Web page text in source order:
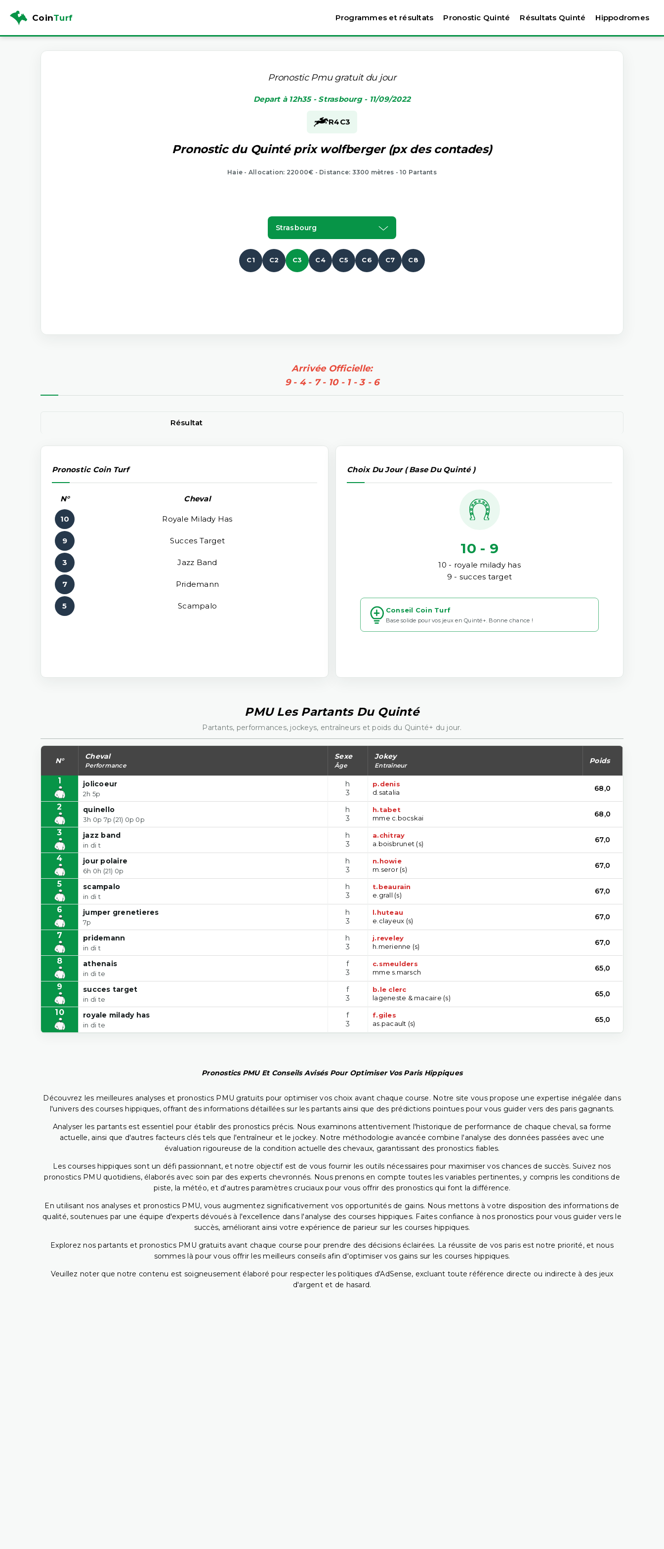
CoinTurf Programmes et résultats Pronostic Quinté Résultats Quinté Hippodromes
Pronostic Pmu gratuit du jour
Depart à 12h35 - Strasbourg - 11/09/2022
R4C3
Pronostic du Quinté prix wolfberger (px des contades)
Haie - Allocation: 22000€ - Distance: 3300 mètres - 10 Partants
Strasbourg
C1 C2 C3 C4 C5 C6 C7 C8
Arrivée Officielle:
9 - 4 - 7 - 10 - 1 - 3 - 6
Résultat
Pronostic Coin Turf
N° Cheval
10 Royale Milady Has
9 Succes Target
3 Jazz Band
7 Pridemann
5 Scampalo
Choix Du Jour ( Base Du Quinté )
10 - 9
10 - royale milady has
9 - succes target
Conseil Coin Turf
Base solide pour vos jeux en Quinté+. Bonne chance !
PMU Les Partants Du Quinté
Partants, performances, jockeys, entraîneurs et poids du Quinté+ du jour.
N° Cheval
Performance
Sexe
Âge
Jokey
Entraîneur
Poids
1 jolicoeur
2h 5p
h
3
p.denis
d.satalia
68,0
2 quinello
3h 0p 7p (21) 0p 0p
h
3
h.tabet
mme c.bocskai
68,0
3 jazz band
in di t
h
3
a.chitray
a.boisbrunet (s)
67,0
4 jour polaire
6h 0h (21) 0p
h
3
n.howie
m.seror (s)
67,0
5 scampalo
in di t
h
3
t.beaurain
e.grall (s)
67,0
6 jumper grenetieres
7p
h
3
l.huteau
e.clayeux (s)
67,0
7 pridemann
in di t
h
3
j.reveley
h.merienne (s)
67,0
8 athenais
in di te
f
3
c.smeulders
mme s.marsch
65,0
9 succes target
in di te
f
3
b.le clerc
lageneste & macaire (s)
65,0
10 royale milady has
in di te
f
3
f.giles
as.pacault (s)
65,0
Pronostics PMU Et Conseils Avisés Pour Optimiser Vos Paris Hippiques
Découvrez les meilleures analyses et pronostics PMU gratuits pour optimiser vos choix avant chaque course. Notre site vous propose une expertise inégalée dans
l'univers des courses hippiques, offrant des informations détaillées sur les partants ainsi que des prédictions pointues pour vous guider vers des paris gagnants.
Analyser les partants est essentiel pour établir des pronostics précis. Nous examinons attentivement l'historique de performance de chaque cheval, sa forme
actuelle, ainsi que d'autres facteurs clés tels que l'entraîneur et le jockey. Notre méthodologie avancée combine l'analyse des données passées avec une
évaluation rigoureuse de la condition actuelle des chevaux, garantissant des pronostics fiables.
Les courses hippiques sont un défi passionnant, et notre objectif est de vous fournir les outils nécessaires pour maximiser vos chances de succès. Suivez nos
pronostics PMU quotidiens, élaborés avec soin par des experts chevronnés. Nous prenons en compte toutes les variables pertinentes, y compris les conditions de
piste, la météo, et d'autres paramètres cruciaux pour vous offrir des pronostics qui font la différence.
En utilisant nos analyses et pronostics PMU, vous augmentez significativement vos opportunités de gains. Nous mettons à votre disposition des informations de
qualité, soutenues par une équipe d'experts dévoués à l'excellence dans l'analyse des courses hippiques. Faites confiance à nos pronostics pour vous guider vers le
succès, améliorant ainsi votre expérience de parieur sur les courses hippiques.
Explorez nos partants et pronostics PMU gratuits avant chaque course pour prendre des décisions éclairées. La réussite de vos paris est notre priorité, et nous
sommes là pour vous offrir les meilleurs conseils afin d'optimiser vos gains sur les courses hippiques.
Veuillez noter que notre contenu est soigneusement élaboré pour respecter les politiques d'AdSense, excluant toute référence directe ou indirecte à des jeux
d'argent et de hasard.